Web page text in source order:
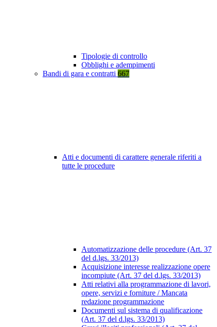
Tipologie di controllo
Obblighi e adempimenti
Bandi di gara e contratti 667
Atti e documenti di carattere generale riferiti a
tutte le procedure
Automatizzazione delle procedure (Art. 37
del d.lgs. 33/2013)
Acquisizione interesse realizzazione opere
incompiute (Art. 37 del d.lgs. 33/2013)
Atti relativi alla programmazione di lavori,
opere, servizi e forniture / Mancata
redazione programmazione
Documenti sul sistema di qualificazione
(Art. 37 del d.lgs. 33/2013)